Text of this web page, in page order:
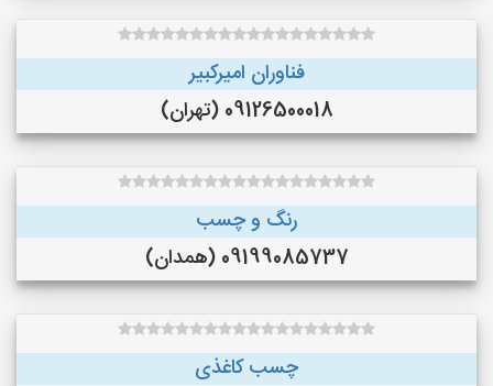
فناوران امیرکبیر
09126500018 (تهران)
رنگ و چسب
09199085737 (همدان)
چسب کاغذی